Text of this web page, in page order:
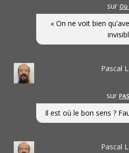
sur Où
« On ne voit bien
Pascal
sur
Il est où le bon sens ?
Pascal